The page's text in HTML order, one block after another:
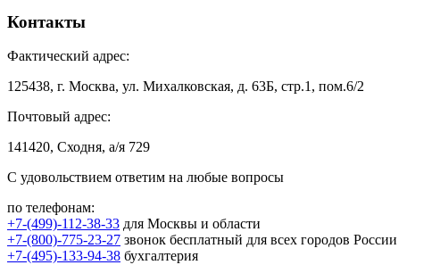
Контакты
Фактический адрес:
125438, г. Москва, ул. Михалковская, д. 63Б, стр.1, пом.6/2
Почтовый адрес:
141420, Сходня, а/я 729
С удовольствием ответим на любые вопросы
по телефонам:
+7-(499)-112-38-33 для Москвы и области
+7-(800)-775-23-27 звонок бесплатный для всех городов России
+7-(495)-133-94-38 бухгалтерия